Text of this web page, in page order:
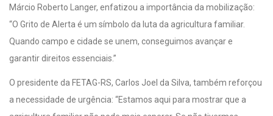
Márcio Roberto Langer, enfatizou a importância da mobilização:
“O Grito de Alerta é um símbolo da luta da agricultura familiar.
Quando campo e cidade se unem, conseguimos avançar e
garantir direitos essenciais.”
O presidente da FETAG-RS, Carlos Joel da Silva, também reforçou
a necessidade de urgência: “Estamos aqui para mostrar que a